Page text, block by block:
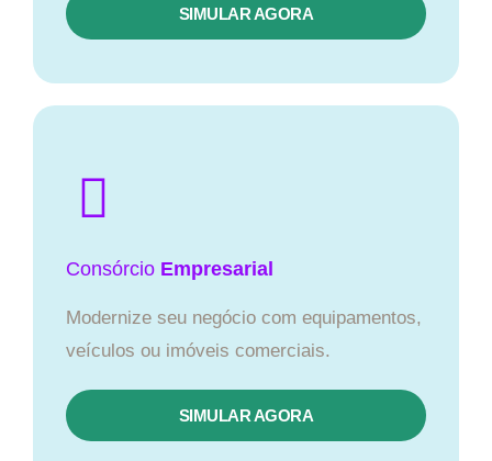
SIMULAR AGORA
Consórcio Empresarial
Modernize seu negócio com equipamentos,
veículos ou imóveis comerciais.
SIMULAR AGORA